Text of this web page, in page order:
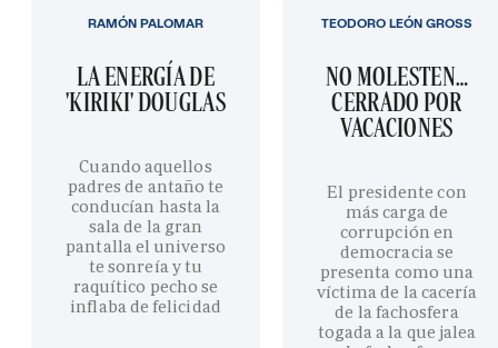
LA ENERGÍA DE
'KIRIKI' DOUGLAS
Cuando aquellos
padres de antaño te
conducían hasta la
sala de la gran
pantalla el universo
te sonreía y tu
raquítico pecho se
inflaba de felicidad
RAMÓN PALOMAR
NO MOLESTEN…
CERRADO POR
VACACIONES
El presidente con
más carga de
corrupción en
democracia se
presenta como una
víctima de la cacería
de la fachosfera
togada a la que jalea
TEODORO LEÓN GROSS